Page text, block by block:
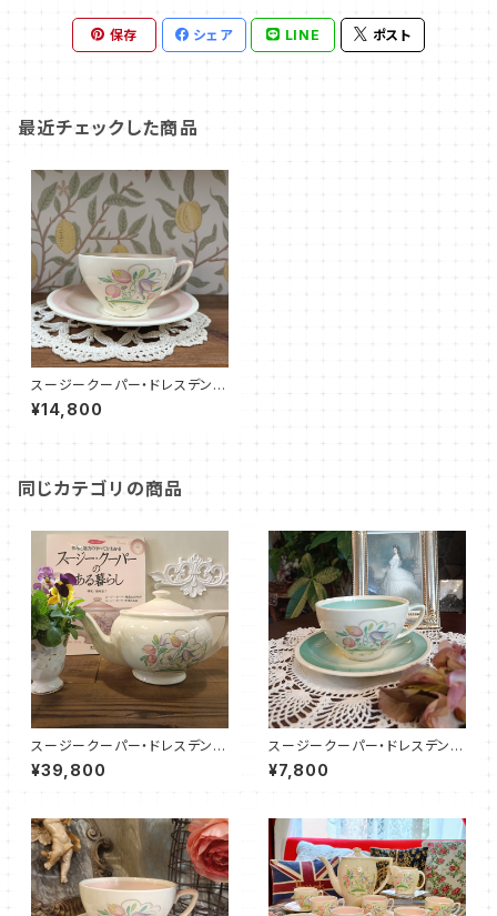
保存 シェア LINE ポスト
最近チェックした商品
スージークーパー・ドレスデンス
プレイ・C&S（ピンク）SCDR00
86
¥14,800
同じカテゴリの商品
スージークーパー・ドレスデンス
プレイ・ティーポット（ピンク）SC
DR0096
¥39,800
スージークーパー・ドレスデンス
プレイ・C&S（グリーン）SCDR0
057
¥7,800